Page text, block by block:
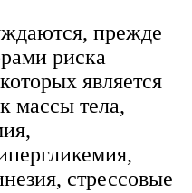
прежде
риска
является
массы тела,
стрессовые